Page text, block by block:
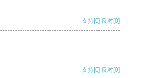
支持[0] 反对[0]
支持[0] 反对[0]